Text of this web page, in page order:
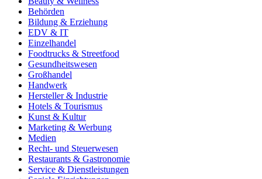
Behörden
Bildung & Erziehung
EDV & IT
Einzelhandel
Foodtrucks & Streetfood
Gesundheitswesen
Großhandel
Handwerk
Hersteller & Industrie
Hotels & Tourismus
Kunst & Kultur
Marketing & Werbung
Medien
Recht- und Steuerwesen
Restaurants & Gastronomie
Service & Dienstleistungen